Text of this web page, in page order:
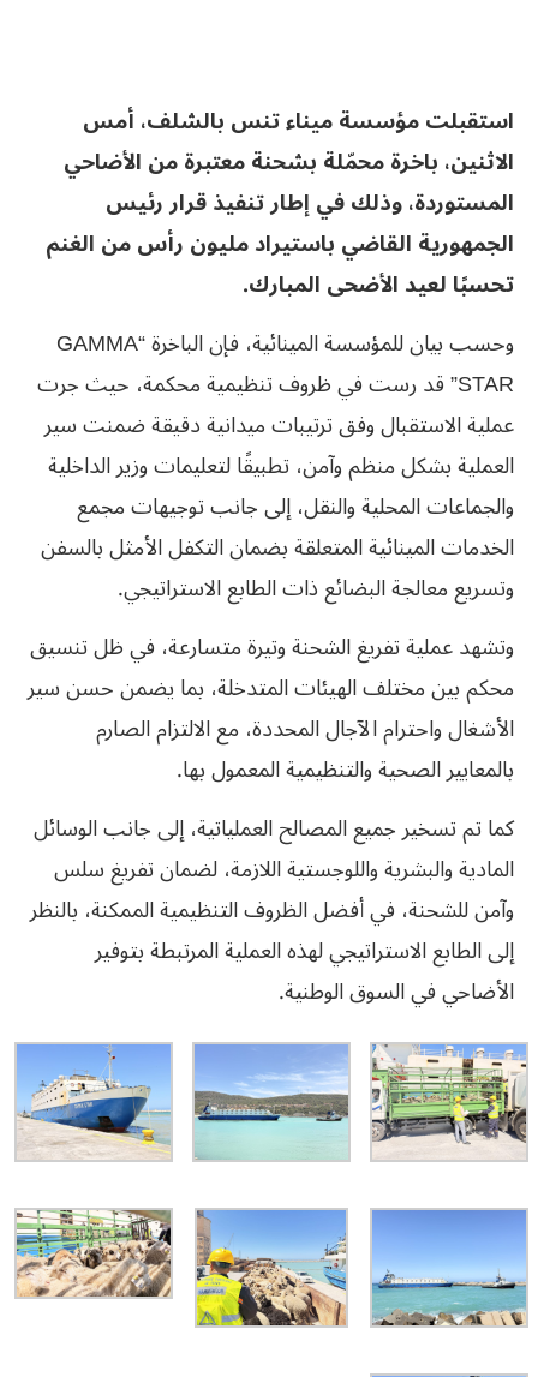
استقبلت مؤسسة ميناء تنس بالشلف، أمس
الاثنين، باخرة محمّلة بشحنة معتبرة من الأضاحي
المستوردة، وذلك في إطار تنفيذ قرار رئيس
الجمهورية القاضي باستيراد مليون رأس من الغنم
تحسبًا لعيد الأضحى المبارك.
وحسب بيان للمؤسسة المينائية، فإن الباخرة “GAMMA
STAR” قد رست في ظروف تنظيمية محكمة، حيث جرت
عملية الاستقبال وفق ترتيبات ميدانية دقيقة ضمنت سير
العملية بشكل منظم وآمن، تطبيقًا لتعليمات وزير الداخلية
والجماعات المحلية والنقل، إلى جانب توجيهات مجمع
الخدمات المينائية المتعلقة بضمان التكفل الأمثل بالسفن
وتسريع معالجة البضائع ذات الطابع الاستراتيجي.
وتشهد عملية تفريغ الشحنة وتيرة متسارعة، في ظل تنسيق
محكم بين مختلف الهيئات المتدخلة، بما يضمن حسن سير
الأشغال واحترام الآجال المحددة، مع الالتزام الصارم
بالمعايير الصحية والتنظيمية المعمول بها.
كما تم تسخير جميع المصالح العملياتية، إلى جانب الوسائل
المادية والبشرية واللوجستية اللازمة، لضمان تفريغ سلس
وآمن للشحنة، في أفضل الظروف التنظيمية الممكنة، بالنظر
إلى الطابع الاستراتيجي لهذه العملية المرتبطة بتوفير
الأضاحي في السوق الوطنية.